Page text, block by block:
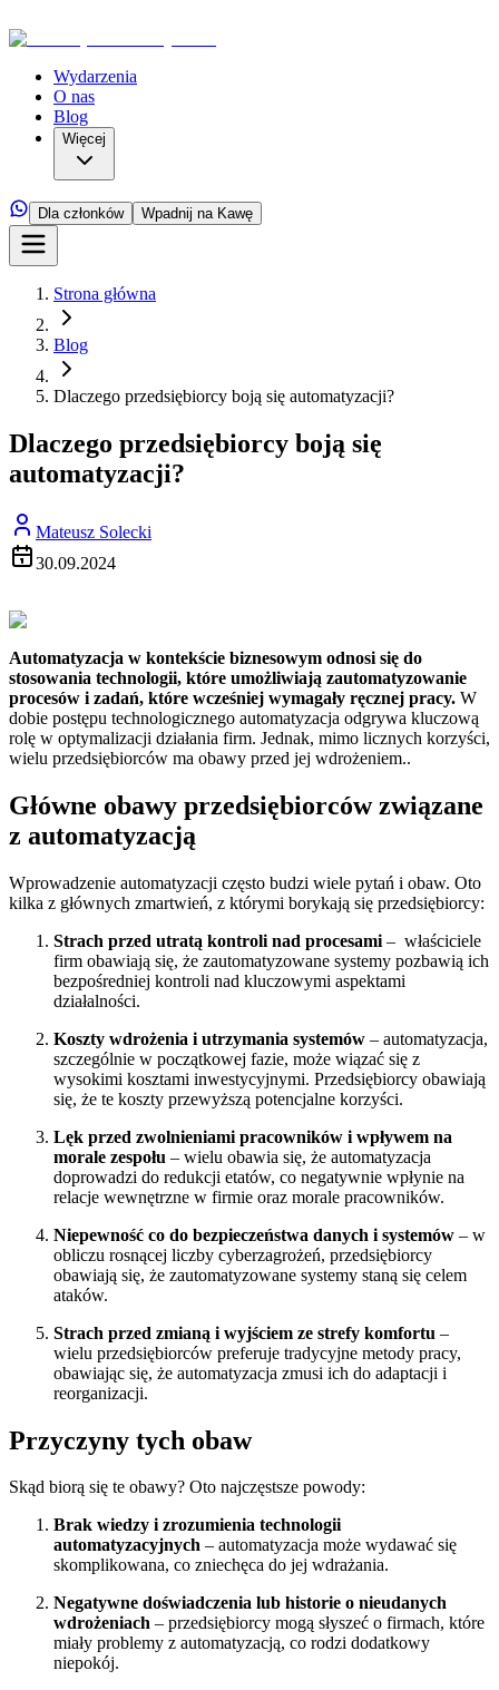
Wydarzenia
O nas
Blog
Więcej
Dla członków Wpadnij na Kawę
Strona główna
Blog
Dlaczego przedsiębiorcy boją się automatyzacji?
Dlaczego przedsiębiorcy boją się
automatyzacji?
Mateusz Solecki
30.09.2024
Automatyzacja w kontekście biznesowym odnosi się do
stosowania technologii, które umożliwiają zautomatyzowanie
procesów i zadań, które wcześniej wymagały ręcznej pracy. W
dobie postępu technologicznego automatyzacja odgrywa kluczową
rolę w optymalizacji działania firm. Jednak, mimo licznych korzyści,
wielu przedsiębiorców ma obawy przed jej wdrożeniem..
Główne obawy przedsiębiorców związane
z automatyzacją
Wprowadzenie automatyzacji często budzi wiele pytań i obaw. Oto
kilka z głównych zmartwień, z którymi borykają się przedsiębiorcy:
Strach przed utratą kontroli nad procesami – właściciele
firm obawiają się, że zautomatyzowane systemy pozbawią ich
bezpośredniej kontroli nad kluczowymi aspektami
działalności.
Koszty wdrożenia i utrzymania systemów – automatyzacja,
szczególnie w początkowej fazie, może wiązać się z
wysokimi kosztami inwestycyjnymi. Przedsiębiorcy obawiają
się, że te koszty przewyższą potencjalne korzyści.
Lęk przed zwolnieniami pracowników i wpływem na
morale zespołu – wielu obawia się, że automatyzacja
doprowadzi do redukcji etatów, co negatywnie wpłynie na
relacje wewnętrzne w firmie oraz morale pracowników.
Niepewność co do bezpieczeństwa danych i systemów – w
obliczu rosnącej liczby cyberzagrożeń, przedsiębiorcy
obawiają się, że zautomatyzowane systemy staną się celem
ataków.
Strach przed zmianą i wyjściem ze strefy komfortu –
wielu przedsiębiorców preferuje tradycyjne metody pracy,
obawiając się, że automatyzacja zmusi ich do adaptacji i
reorganizacji.
Przyczyny tych obaw
Skąd biorą się te obawy? Oto najczęstsze powody:
Brak wiedzy i zrozumienia technologii
automatyzacyjnych – automatyzacja może wydawać się
skomplikowana, co zniechęca do jej wdrażania.
Negatywne doświadczenia lub historie o nieudanych
wdrożeniach – przedsiębiorcy mogą słyszeć o firmach, które
miały problemy z automatyzacją, co rodzi dodatkowy
niepokój.